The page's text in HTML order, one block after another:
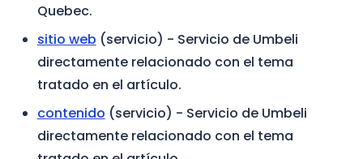
Quebec.
sitio web (servicio) - Servicio de Umbeli
directamente relacionado con el tema
tratado en el artículo.
contenido (servicio) - Servicio de Umbeli
directamente relacionado con el tema